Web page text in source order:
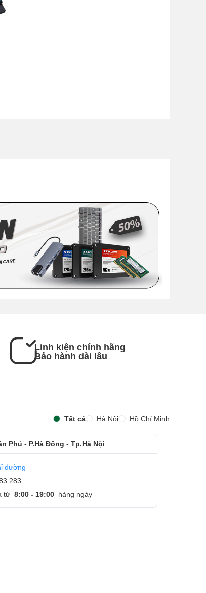
Linh kiện chính hãng
Bảo hành dài lâu
Tất cả Hà Nội Hồ Chí Minh
Phú - P.Hà Đông - Tp.Hà Nội
đường
283
từ 8:00 - 19:00 hàng ngày